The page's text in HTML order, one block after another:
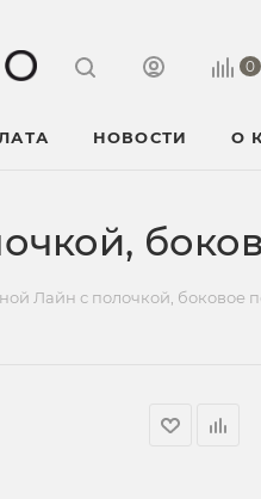
0
НОВОСТИ О
Лайн с полочкой, боковое